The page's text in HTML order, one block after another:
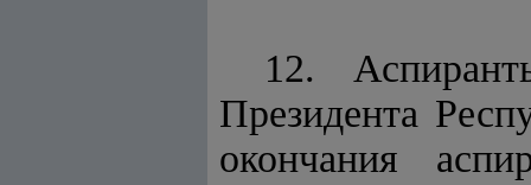
12.
Президента
окончания